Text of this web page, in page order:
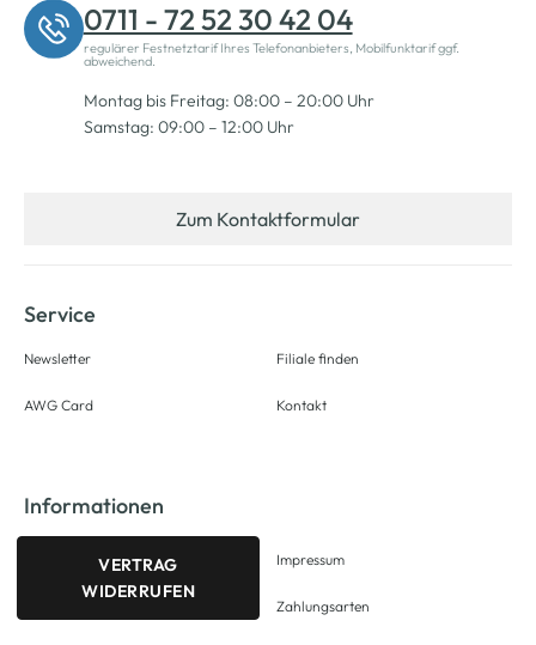
0711 - 72 52 30 42 04
regulärer Festnetztarif Ihres Telefonanbieters, Mobilfunktarif ggf.
abweichend.
Montag bis Freitag: 08:00 – 20:00 Uhr
Samstag: 09:00 – 12:00 Uhr
Zum Kontaktformular
Service
Newsletter
AWG Card
Filiale finden
Kontakt
Informationen
VERTRAG
WIDERRUFEN
Impressum
Zahlungsarten